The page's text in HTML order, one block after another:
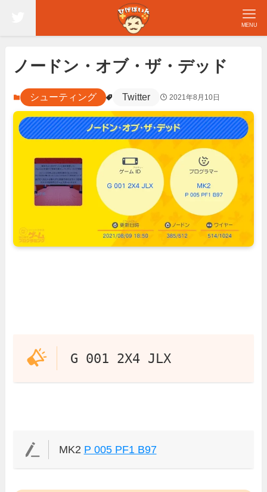
MENU
ノードン・オブ・ザ・デッド
シューティング Twitter 2021年8月10日
G 001 2X4 JLX
MK2 P 005 PF1 B97